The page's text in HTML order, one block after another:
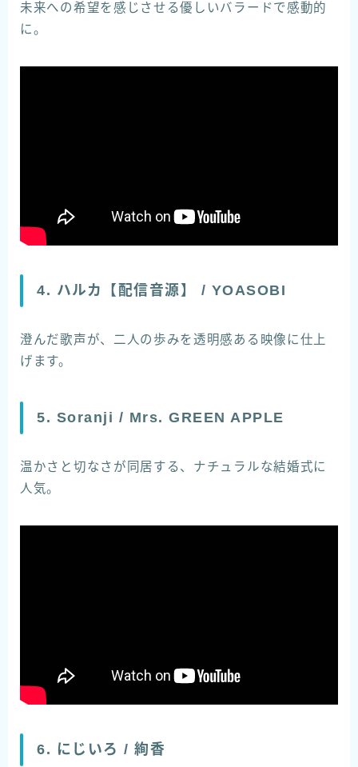
未来への希望を感じさせる優しいバラードで感動的
に。
4. ハルカ【配信音源】 / YOASOBI
澄んだ歌声が、二人の歩みを透明感ある映像に仕上
げます。
5. Soranji / Mrs. GREEN APPLE
温かさと切なさが同居する、ナチュラルな結婚式に
人気。
6. にじいろ / 絢香